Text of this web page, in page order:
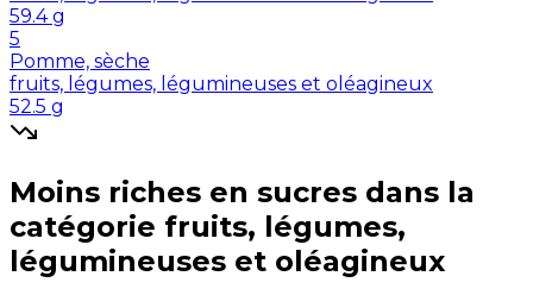
59.4 g
5
Pomme, sèche
fruits, légumes, légumineuses et oléagineux
52.5 g
Moins riches en sucres dans la
catégorie fruits, légumes,
légumineuses et oléagineux